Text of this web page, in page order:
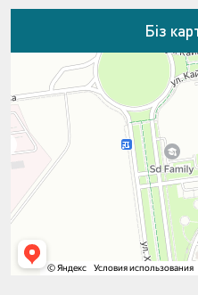
Біз